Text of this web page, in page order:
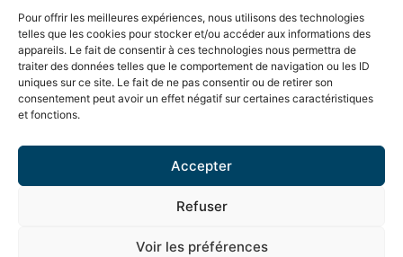
Pour offrir les meilleures expériences, nous utilisons des technologies
telles que les cookies pour stocker et/ou accéder aux informations des
appareils. Le fait de consentir à ces technologies nous permettra de
traiter des données telles que le comportement de navigation ou les ID
uniques sur ce site. Le fait de ne pas consentir ou de retirer son
consentement peut avoir un effet négatif sur certaines caractéristiques
et fonctions.
Accepter
Refuser
Voir les préférences
Centre de l'Endométriose Complexe
Bâtiment Le Saphir - 2ème étage - 477 Avenue Jules
Verne - Sorgues
Tous droits réservés –Verseau Web